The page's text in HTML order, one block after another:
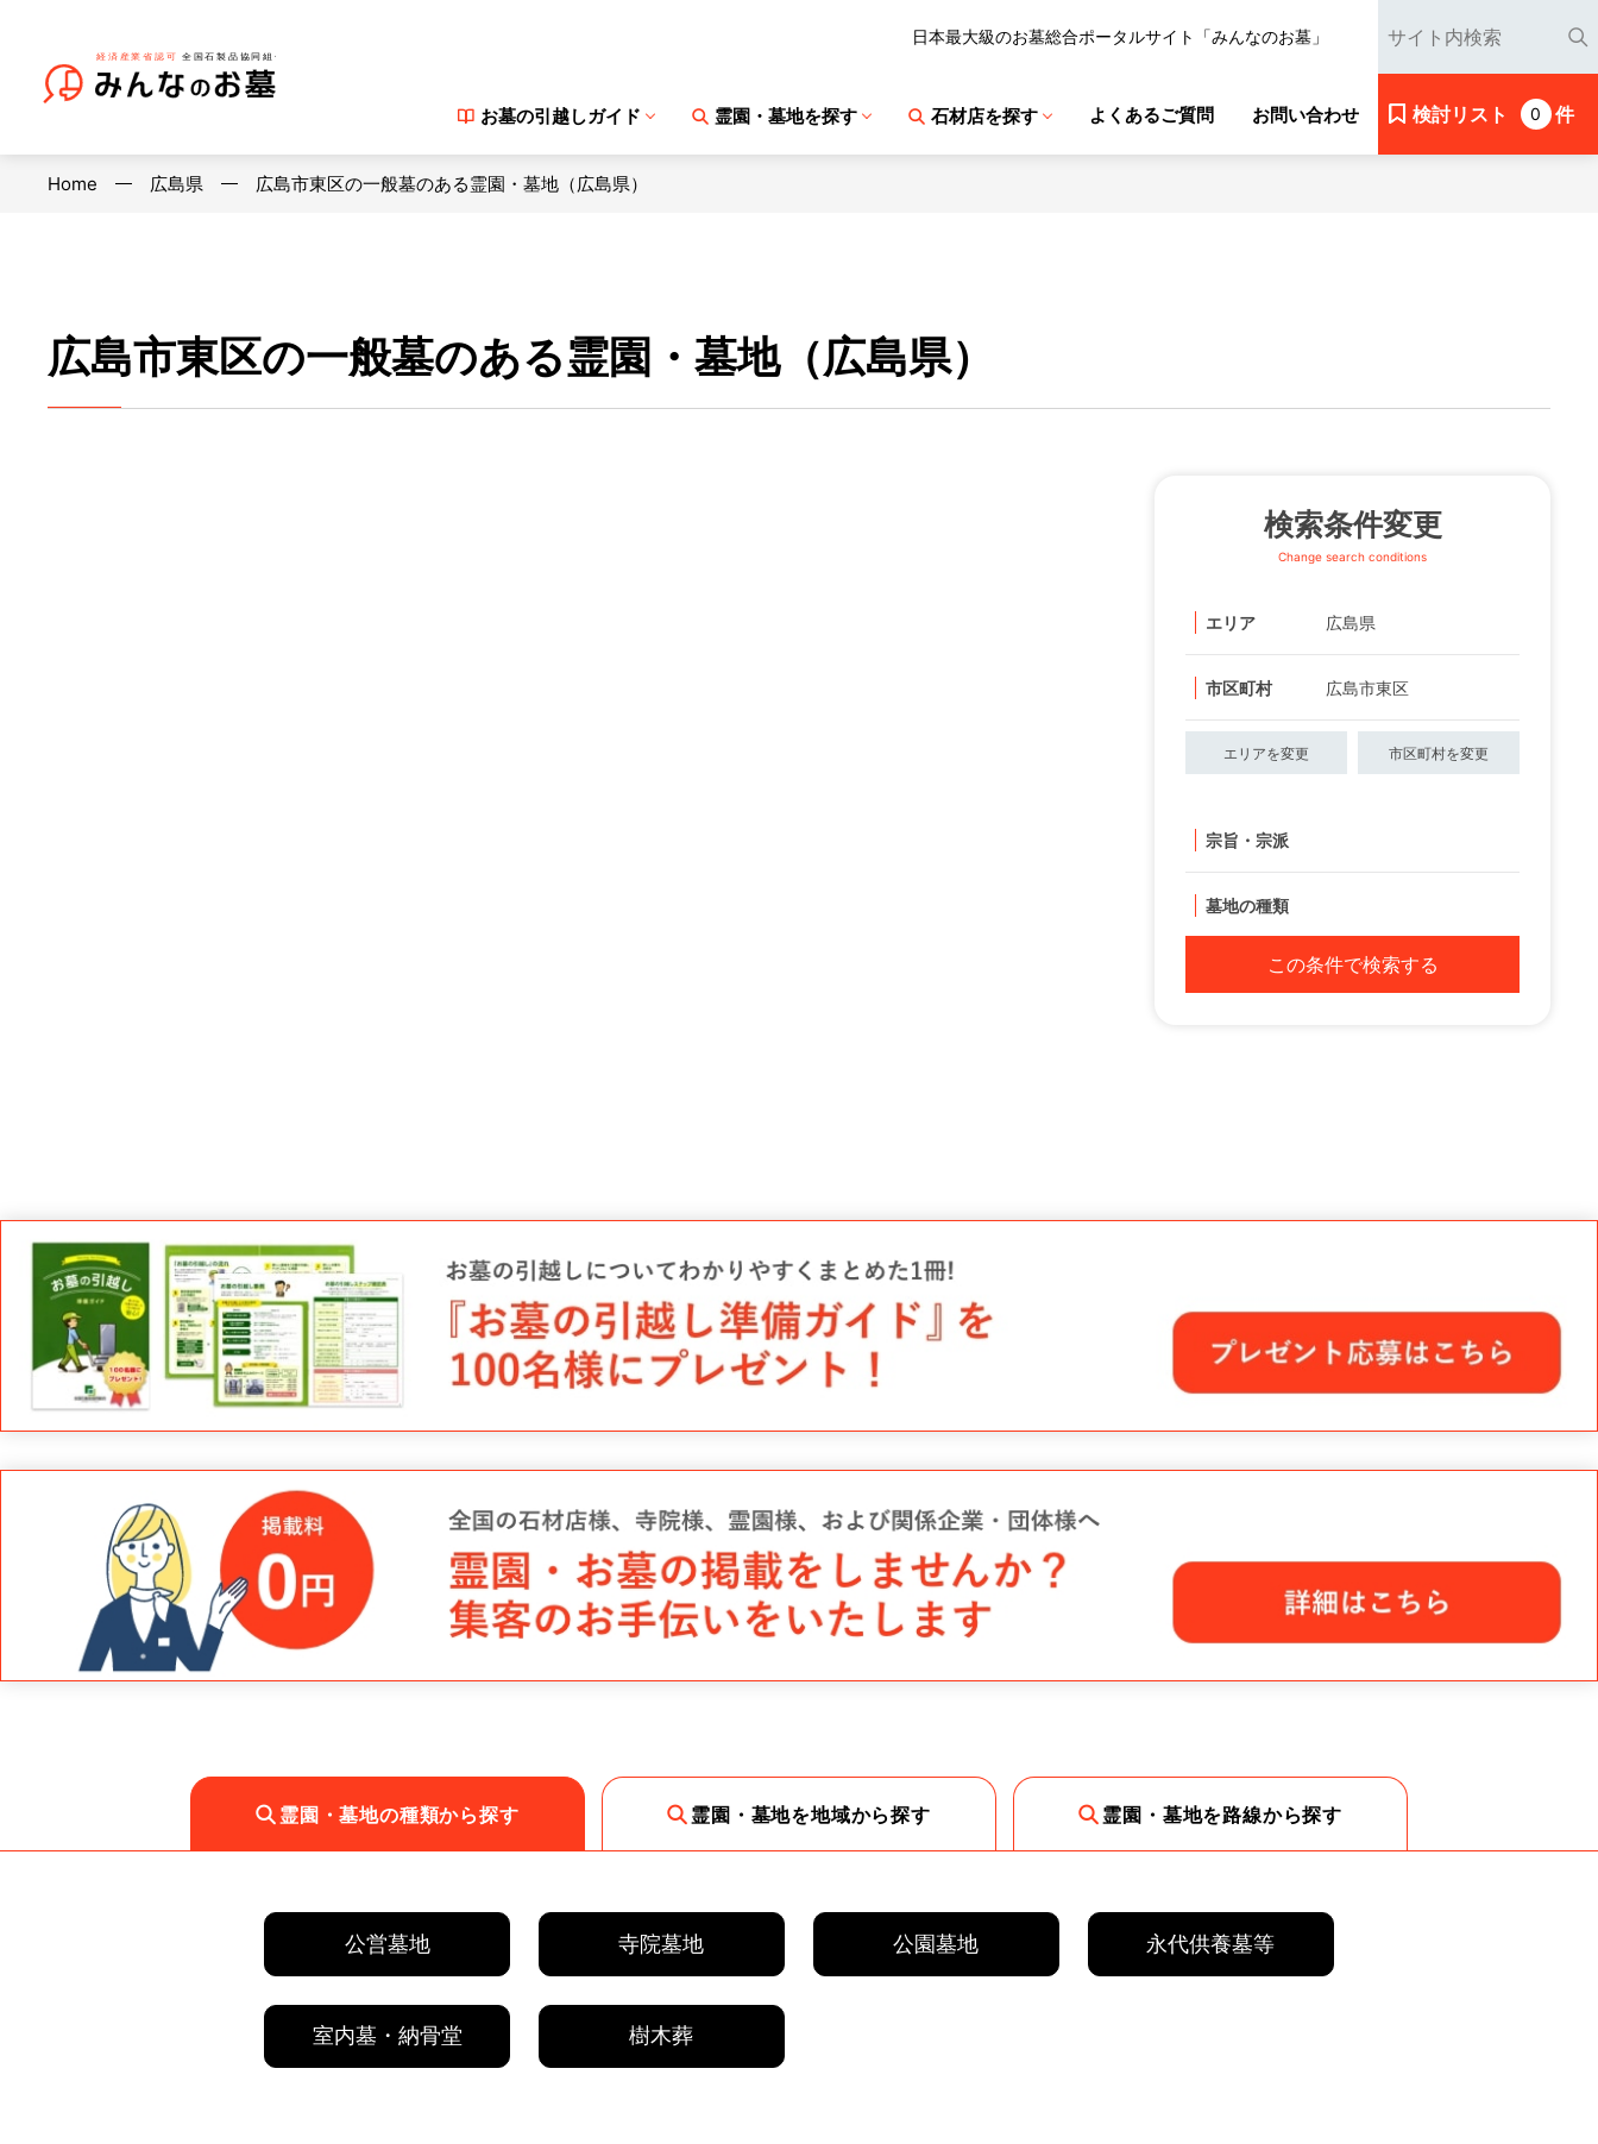
日本最大級のお墓総合ポータルサイト「みんなのお墓」
お墓の引越しガイド 霊園・墓地を探す 石材店を探す よくあるご質問 お問い合わせ 検討リスト 0 件
Home 広島県 広島市東区の一般墓のある霊園・墓地（広島県）
広島市東区の一般墓のある霊園・墓地（広島県）
検索条件変更
Change search conditions
エリア 広島県
市区町村 広島市東区
エリアを変更 市区町村を変更
宗旨・宗派
墓地の種類
この条件で検索する
霊園・墓地の種類から探す 霊園・墓地を地域から探す 霊園・墓地を路線から探す
公営墓地 寺院墓地 公園墓地 永代供養墓等
室内墓・納骨堂 樹木葬